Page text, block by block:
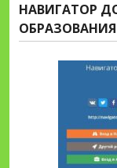
НАВИГАТОР